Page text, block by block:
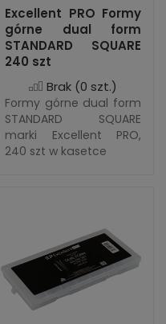
Excellent PRO Formy
górne dual form
STANDARD SQUARE
240 szt
Brak (0 szt.)
Formy górne dual form
STANDARD SQUARE
marki Excellent PRO,
240 szt w kasetce